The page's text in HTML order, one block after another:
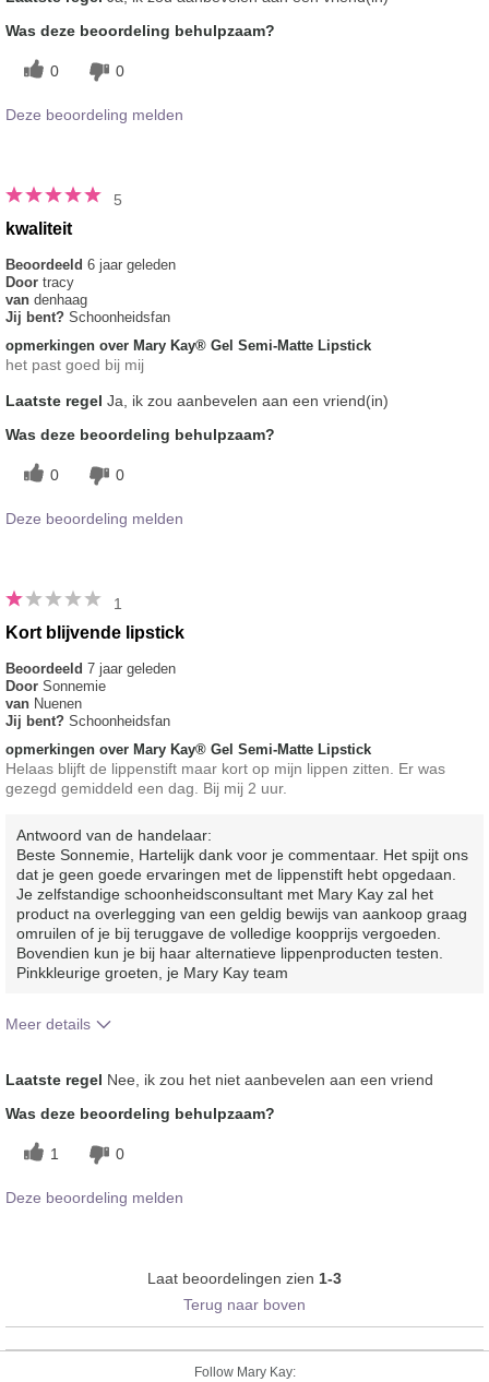
met andere door je gebruikte merken
decoratieve make-up?
Was deze beoordeling behulpzaam?
0 0
Deze beoordeling melden
5
kwaliteit
Beoordeeld 6 jaar geleden
Door tracy
van denhaag
Jij bent? Schoonheidsfan
opmerkingen over Mary Kay® Gel Semi-Matte Lipstick
het past goed bij mij
Laatste regel Ja, ik zou aanbevelen aan een vriend(in)
Was deze beoordeling behulpzaam?
0 0
Deze beoordeling melden
1
Kort blijvende lipstick
Beoordeeld 7 jaar geleden
Door Sonnemie
van Nuenen
Jij bent? Schoonheidsfan
opmerkingen over Mary Kay® Gel Semi-Matte Lipstick
Helaas blijft de lippenstift maar kort op mijn lippen zitten. Er was
gezegd gemiddeld een dag. Bij mij 2 uur.
Antwoord van de handelaar:
Beste Sonnemie, Hartelijk dank voor je commentaar. Het spijt ons
dat je geen goede ervaringen met de lippenstift hebt opgedaan.
Je zelfstandige schoonheidsconsultant met Mary Kay zal het
product na overlegging van een geldig bewijs van aankoop graag
omruilen of je bij teruggave de volledige koopprijs vergoeden.
Bovendien kun je bij haar alternatieve lippenproducten testen.
Pinkkleurige groeten, je Mary Kay team
Meer details
met andere door je gebruikte merken
decoratieve make-up?
Laatste regel Nee, ik zou het niet aanbevelen aan een vriend
Was deze beoordeling behulpzaam?
1 0
Deze beoordeling melden
Laat beoordelingen zien 1-3
Terug naar boven
Follow Mary Kay: